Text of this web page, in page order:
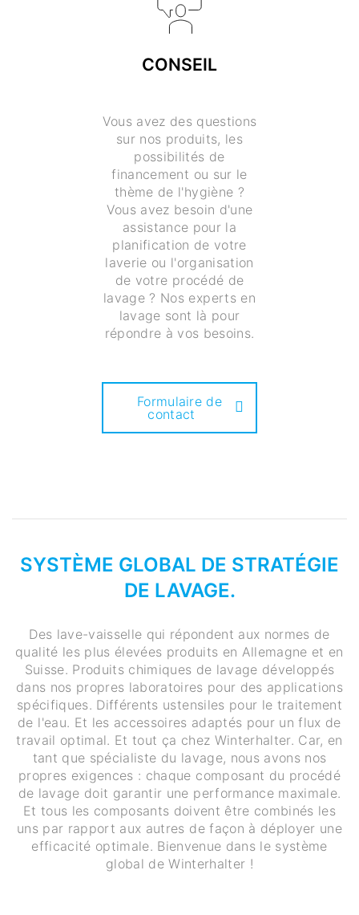
CONSEIL
Vous avez des questions
sur nos produits, les
possibilités de
financement ou sur le
thème de l'hygiène ?
Vous avez besoin d'une
assistance pour la
planification de votre
laverie ou l'organisation
de votre procédé de
lavage ? Nos experts en
lavage sont là pour
répondre à vos besoins.
Formulaire de
contact
SYSTÈME GLOBAL DE STRATÉGIE
DE LAVAGE.
Des lave-vaisselle qui répondent aux normes de
qualité les plus élevées produits en Allemagne et en
Suisse. Produits chimiques de lavage développés
dans nos propres laboratoires pour des applications
spécifiques. Différents ustensiles pour le traitement
de l'eau. Et les accessoires adaptés pour un flux de
travail optimal. Et tout ça chez Winterhalter. Car, en
tant que spécialiste du lavage, nous avons nos
propres exigences : chaque composant du procédé
de lavage doit garantir une performance maximale.
Et tous les composants doivent être combinés les
uns par rapport aux autres de façon à déployer une
efficacité optimale. Bienvenue dans le système
global de Winterhalter !